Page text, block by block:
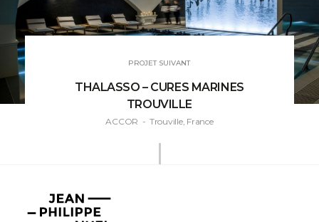
PROJET SUIVANT
THALASSO – CURES MARINES
TROUVILLE
ACCOR - Trouville, France
Jean-
Philippe